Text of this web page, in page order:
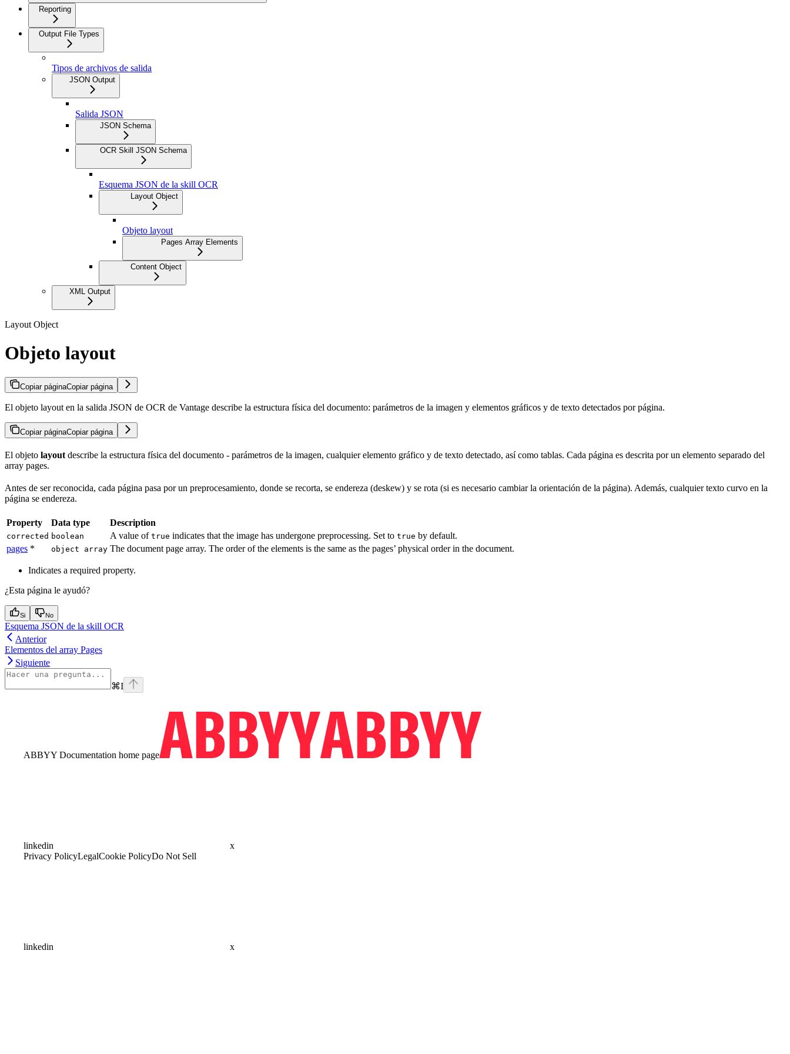
Reporting
Output File Types
Tipos de archivos de salida
JSON Output
Salida JSON
JSON Schema
OCR Skill JSON Schema
Esquema JSON de la skill OCR
Layout Object
Objeto layout
Pages Array Elements
Content Object
XML Output
Layout Object
Objeto layout
Copiar páginaCopiar página
El objeto layout en la salida JSON de OCR de Vantage describe la estructura física del documento: parámetros de la imagen y elementos gráficos y de texto detectados por página.
Copiar páginaCopiar página
El objeto layout describe la estructura física del documento - parámetros de la imagen, cualquier elemento gráfico y de texto detectado, así como tablas. Cada página es descrita por un elemento separado del
array pages.
Antes de ser reconocida, cada página pasa por un preprocesamiento, donde se recorta, se endereza (deskew) y se rota (si es necesario cambiar la orientación de la página). Además, cualquier texto curvo en la
página se endereza.
Property Data type Description
corrected boolean A value of true indicates that the image has undergone preprocessing. Set to true by default.
pages * object array The document page array. The order of the elements is the same as the pages’ physical order in the document.
Indicates a required property.
¿Esta página le ayudó?
Si No
Esquema JSON de la skill OCR
Anterior
Elementos del array Pages
Siguiente
⌘I
ABBYY Documentation home page
linkedin
x
Privacy PolicyLegalCookie PolicyDo Not Sell
linkedin x